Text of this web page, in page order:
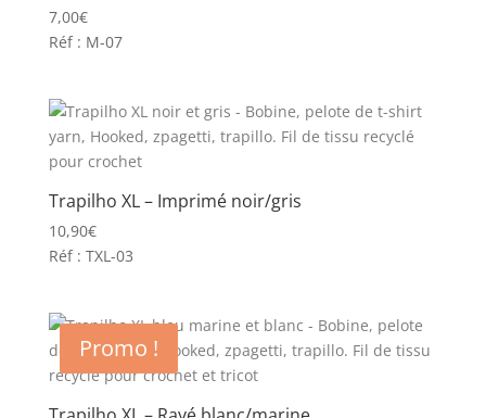
7,00€
Réf : M-07
Trapilho XL – Imprimé noir/gris
10,90€
Réf : TXL-03
Promo !